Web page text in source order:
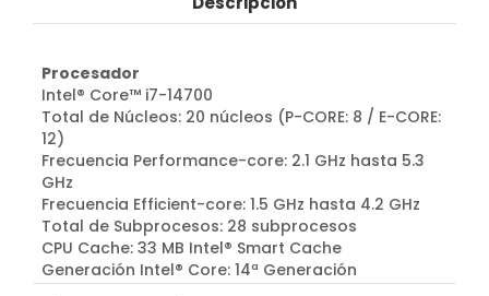
Procesador
Intel® Core™ i7-14700
Total de Núcleos: 20 núcleos (P-CORE: 8 / E-CORE:
12)
Frecuencia Performance-core: 2.1 GHz hasta 5.3
GHz
Frecuencia Efficient-core: 1.5 GHz hasta 4.2 GHz
Total de Subprocesos: 28 subprocesos
CPU Cache: 33 MB Intel® Smart Cache
Generación Intel® Core: 14ª Generación